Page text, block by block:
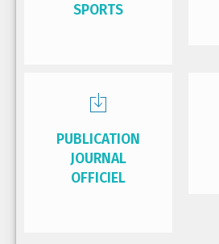
SPORTS
PUBLICATION
JOURNAL
OFFICIEL